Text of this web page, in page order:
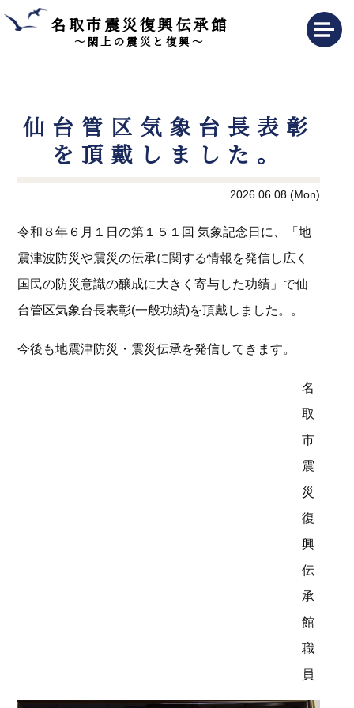
名取市震災復興伝承館
～閖上の震災と復興～
仙台管区気象台長表彰
を頂戴しました。
2026.06.08 (Mon)
令和８年６月１日の第１５１回 気象記念日に、「地
震津波防災や震災の伝承に関する情報を発信し広く
国民の防災意識の醸成に大きく寄与した功績」で仙
台管区気象台長表彰(一般功績)を頂戴しました。。
今後も地震津防災・震災伝承を発信してきます。
名
取
市
震
災
復
興
伝
承
館
職
員